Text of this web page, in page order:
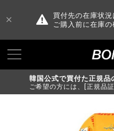
買付先の在庫状況
ご購入前に在庫の
韓国公式で買付た正規品
ご希望の方には、[正規品